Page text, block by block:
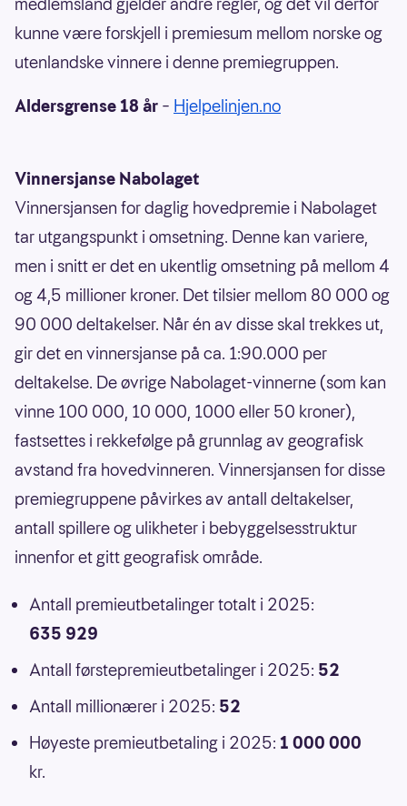
kunne være forskjell i premiesum mellom norske og
utenlandske vinnere i denne premiegruppen.
Aldersgrense 18 år – Hjelpelinjen.no
Vinnersjanse Nabolaget
Vinnersjansen for daglig hovedpremie i Nabolaget
tar utgangspunkt i omsetning. Denne kan variere,
men i snitt er det en ukentlig omsetning på mellom 4
og 4,5 millioner kroner. Det tilsier mellom 80 000 og
90 000 deltakelser. Når én av disse skal trekkes ut,
gir det en vinnersjanse på ca. 1:90.000 per
deltakelse. De øvrige Nabolaget-vinnerne (som kan
vinne 100 000, 10 000, 1000 eller 50 kroner),
fastsettes i rekkefølge på grunnlag av geografisk
avstand fra hovedvinneren. Vinnersjansen for disse
premiegruppene påvirkes av antall deltakelser,
antall spillere og ulikheter i bebyggelsesstruktur
innenfor et gitt geografisk område.
Antall premieutbetalinger totalt i 2025:
635 929
Antall førstepremieutbetalinger i 2025: 52
Antall millionærer i 2025: 52
Høyeste premieutbetaling i 2025: 1 000 000
kr.